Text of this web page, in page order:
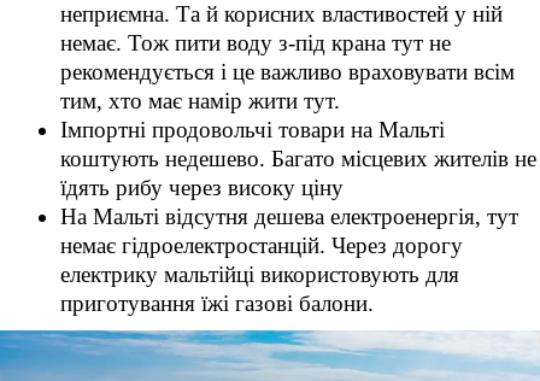
неприємна. Та й корисних властивостей у ній
немає. Тож пити воду з-під крана тут не
рекомендується і це важливо враховувати всім
тим, хто має намір жити тут.
Імпортні продовольчі товари на Мальті
коштують недешево. Багато місцевих жителів не
їдять рибу через високу ціну
На Мальті відсутня дешева електроенергія, тут
немає гідроелектростанцій. Через дорогу
електрику мальтійці використовують для
приготування їжі газові балони.